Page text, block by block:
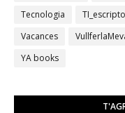
Tecnologia
Vacances
YA books